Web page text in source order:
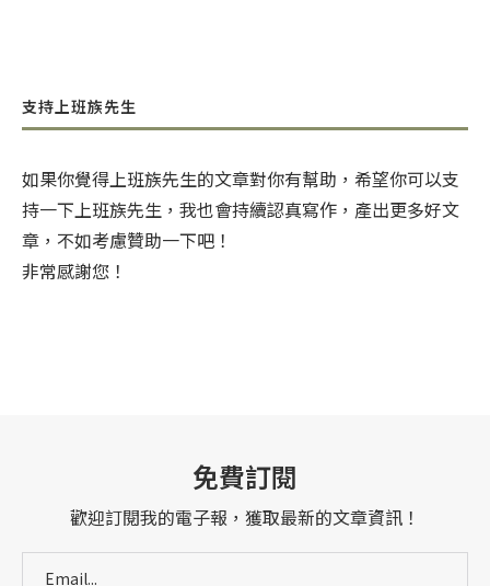
支持上班族先生
如果你覺得上班族先生的文章對你有幫助，希望你可以支
持一下上班族先生，我也會持續認真寫作，產出更多好文
章，不如考慮贊助一下吧！
非常感謝您！
免費訂閱
歡迎訂閱我的電子報，獲取最新的文章資訊！